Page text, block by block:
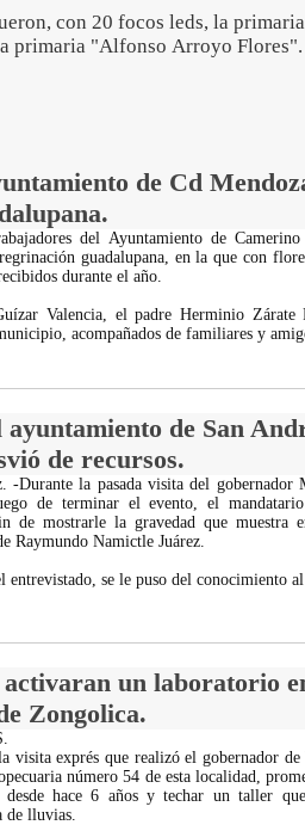
con 20 focos leds, la
primaria "Alfonso Arroyo Flores".
de Cd
del Ayuntamiento de
guadalupana, en la que con
durante el año.
Valencia, el padre Herminio Zárate
acompañados de familiares y
de San
de recursos.
-Durante la pasada visita del gobernador
de terminar el evento, el mandatario
mostrarle la gravedad que muestra
Raymundo Namictle Juárez.
se le puso del conocimiento al
un laboratorio
Zongolica.
visita exprés que realizó el gobernador de
número 54 de esta localidad,
desde hace 6 años y techar un taller
de lluvias.